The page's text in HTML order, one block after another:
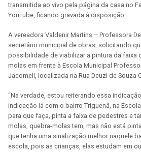
transmitida ao vivo pela página da casa no
YouTube, ficando gravada à disposição.
A vereadora Valdenir Martins – Professora
secretário municipal de obras, solicitando
possibilidade de viabilizar a pintura da faixa
molas em frente à Escola Municipal
Jacomeli, localizada na Rua Deuzi de Souza
“Na verdade, estou reiterando essa
indicação lá com o bairro Triguenã, na
para que faça, pinta a faixa de pedestres e
molas, quebra-molas tem, mas não está
que tenha uma sinalização melhor naquele
escola, pois as crianças, elas estudam em